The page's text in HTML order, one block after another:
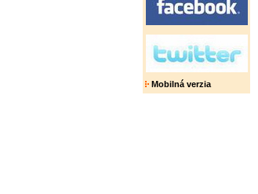
Mobilná verzia